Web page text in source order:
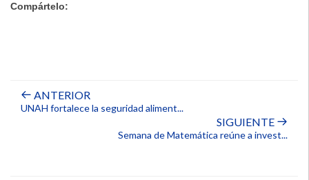
Compártelo:
ANTERIOR
UNAH fortalece la seguridad aliment...
SIGUIENTE
Semana de Matemática reúne a invest...